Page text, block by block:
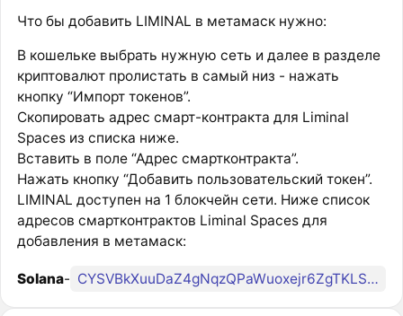
Что бы добавить LIMINAL в метамаск нужно:
В кошельке выбрать нужную сеть и далее в разделе
криптовалют пролистать в самый низ - нажать
кнопку “Импорт токенов”.
Скопировать адрес смарт-контракта для Liminal
Spaces из списка ниже.
Вставить в поле “Адрес смартконтракта”.
Нажать кнопку “Добавить пользовательский токен”.
LIMINAL доступен на 1 блокчейн сети. Ниже список
адресов смартконтрактов Liminal Spaces для
добавления в метамаск:
Solana- CYSVBkXuuDaZ4gNqzQPaWuoxejr6ZgTKLSJeGNdjpump